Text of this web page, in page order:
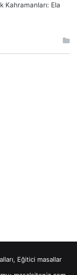
Kahramanları: Ela
Eğitici masallar